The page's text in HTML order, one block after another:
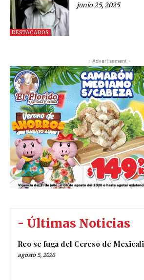
DESTACADOS
junio 25, 2025
- Advertisement -
- Últimas Noticias
Reo se fuga del Cereso de Mexicali
agosto 5, 2026